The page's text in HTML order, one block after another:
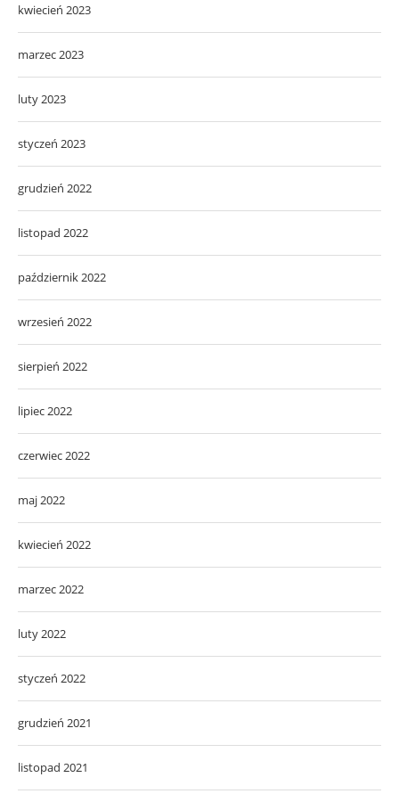
kwiecień 2023
marzec 2023
luty 2023
styczeń 2023
grudzień 2022
listopad 2022
październik 2022
wrzesień 2022
sierpień 2022
lipiec 2022
czerwiec 2022
maj 2022
kwiecień 2022
marzec 2022
luty 2022
styczeń 2022
grudzień 2021
listopad 2021